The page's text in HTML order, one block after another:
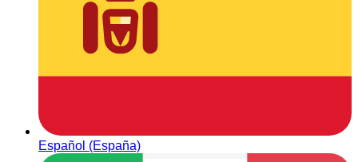
Español (España)